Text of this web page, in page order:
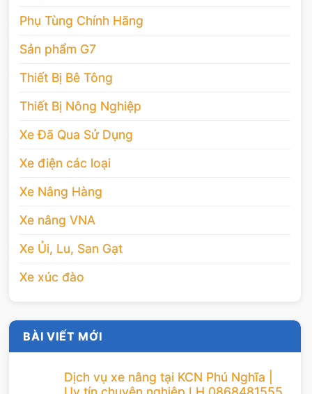
Phụ Tùng Chính Hãng
Sản phẩm G7
Thiết Bị Bê Tông
Thiết Bị Nông Nghiệp
Xe Đã Qua Sử Dụng
Xe điện các loại
Xe Nâng Hàng
Xe nâng VNA
Xe Ủi, Lu, San Gạt
Xe xúc đào
BÀI VIẾT MỚI
Dịch vụ xe nâng tại KCN Phú Nghĩa |